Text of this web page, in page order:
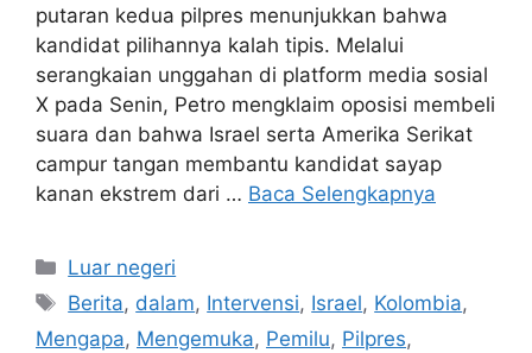
putaran kedua pilpres menunjukkan bahwa
kandidat pilihannya kalah tipis. Melalui
serangkaian unggahan di platform media sosial
X pada Senin, Petro mengklaim oposisi membeli
suara dan bahwa Israel serta Amerika Serikat
campur tangan membantu kandidat sayap
kanan ekstrem dari … Baca Selengkapnya
Kategori
Luar negeri
Tag
Berita, dalam, Intervensi, Israel, Kolombia,
Mengapa, Mengemuka, Pemilu, Pilpres,